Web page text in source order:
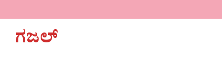
ಗಜಲ್